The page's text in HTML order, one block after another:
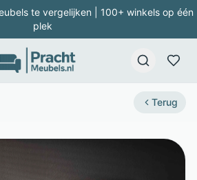
te vergelijken | 100+ winkels op één
plek
Terug